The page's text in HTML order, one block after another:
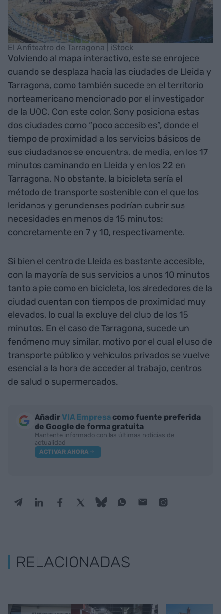
El Anfiteatro de Tarragona | iStock
Volviendo al mapa interactivo, este se enrojece
cuando se desplaza hacia las ciudades de Lleida y
Tarragona, como también sucede en el territorio
norteamericano mencionado por el investigador
de la UOC. Con este color, Sony posiciona estas
dos ciudades como “poco accesibles”, donde el
tiempo de proximidad a los servicios básicos de
sus ciudadanos se encuentra, de media, en los 17
minutos caminando en Lleida y en los 22 en
Tarragona. No obstante, la bicicleta sería el
método de transporte sostenible con el que los
leridanos y gerundenses podrían cubrir sus
necesidades en menos de 15 minutos:
concretamente en 7 y 10, respectivamente.
Si bien el centro de Lleida es bastante accesible,
con la mayoría de sus servicios a unos 10 minutos
tanto a pie como en bicicleta, los alrededores de la
ciudad cuentan con tiempos de proximidad muy
elevados, lo cual la excluye del club de los 15
minutos. En el caso de Tarragona, sucede un
fenómeno muy similar, motivo por el cual el uso de
transporte público y vehículos privados se vuelve
esencial a la hora de acceder al trabajo, centros
de salud o supermercados.
AñadirVIA Empresa como fuente preferida
de Google de forma gratuita
Mantente informado con las últimas noticias de
actualidad
ACTIVAR AHORA
RELACIONADAS